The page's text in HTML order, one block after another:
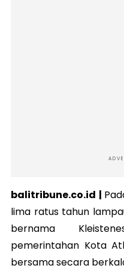
balitribune.co.id |
lima ratus tahun
bernama
pemerintahan Kota
bersama secara